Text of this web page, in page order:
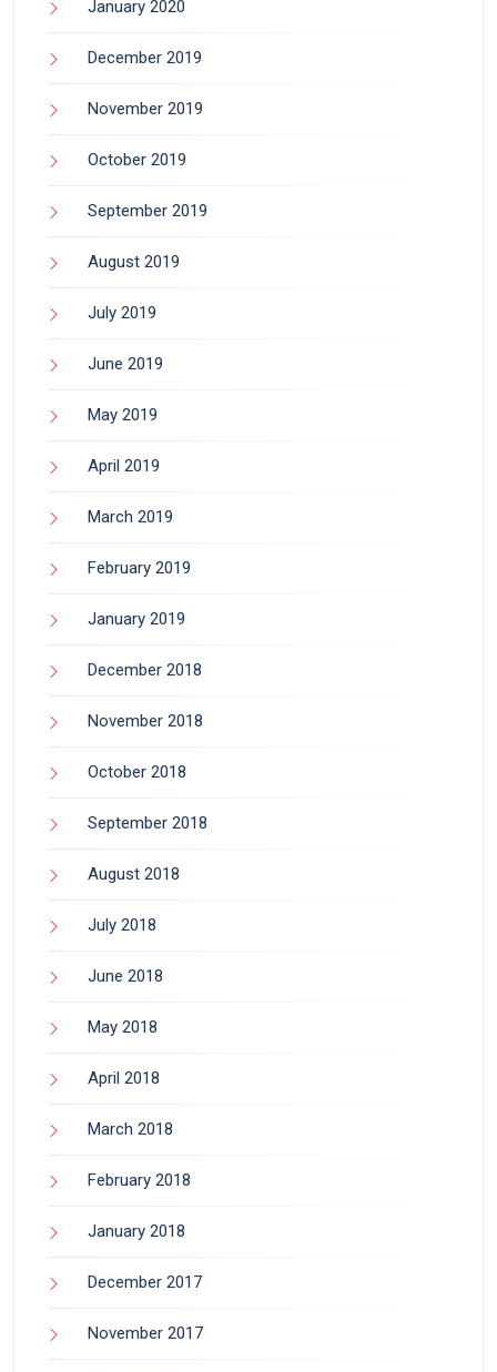
January 2020
December 2019
November 2019
October 2019
September 2019
August 2019
July 2019
June 2019
May 2019
April 2019
March 2019
February 2019
January 2019
December 2018
November 2018
October 2018
September 2018
August 2018
July 2018
June 2018
May 2018
April 2018
March 2018
February 2018
January 2018
December 2017
November 2017